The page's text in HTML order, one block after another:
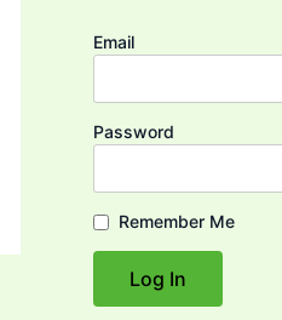
Email
Password
Remember Me